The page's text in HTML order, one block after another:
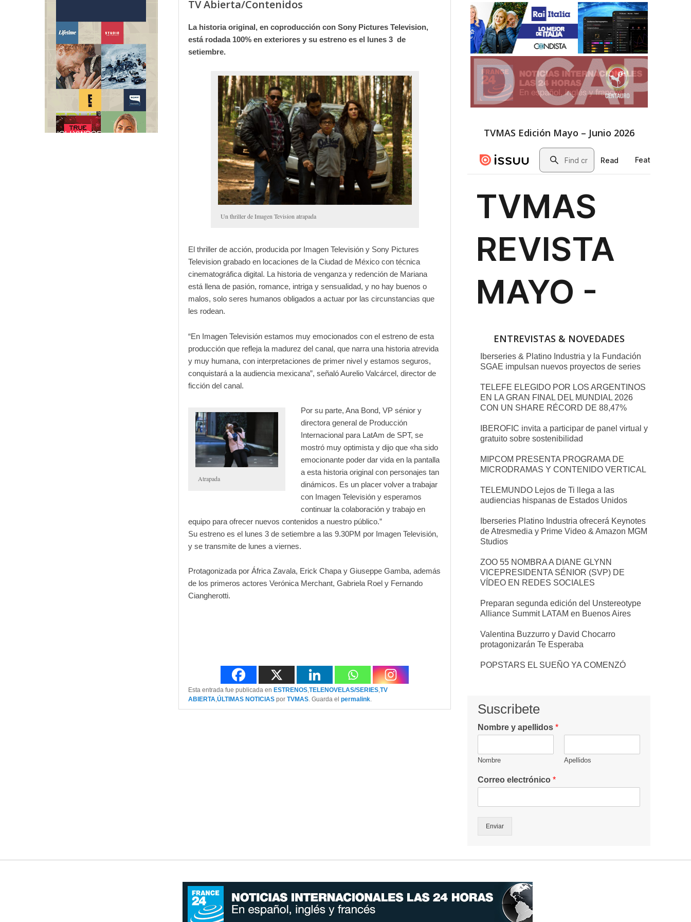
TV Abierta/Contenidos
La historia original, en coproducción con Sony Pictures Television,
está rodada 100% en exteriores y su estreno es el lunes 3 de
setiembre.
Un thriller de Imagen Tevision atrapada
El thriller de acción, producida por Imagen Televisión y Sony Pictures
Television grabado en locaciones de la Ciudad de México con técnica
cinematográfica digital. La historia de venganza y redención de Mariana
está llena de pasión, romance, intriga y sensualidad, y no hay buenos o
malos, solo seres humanos obligados a actuar por las circunstancias que
les rodean.
“En Imagen Televisión estamos muy emocionados con el estreno de esta
producción que refleja la madurez del canal, que narra una historia atrevida
y muy humana, con interpretaciones de primer nivel y estamos seguros,
conquistará a la audiencia mexicana”, señaló Aurelio Valcárcel, director de
ficción del canal.
Atrapada
Por su parte, Ana Bond, VP sénior y
directora general de Producción
Internacional para LatAm de SPT, se
mostró muy optimista y dijo que «ha sido
emocionante poder dar vida en la pantalla
a esta historia original con personajes tan
dinámicos. Es un placer volver a trabajar
con Imagen Televisión y esperamos
continuar la colaboración y trabajo en
equipo para ofrecer nuevos contenidos a nuestro público.”
Su estreno es el lunes 3 de setiembre a las 9.30PM por Imagen Televisión,
y se transmite de lunes a viernes.
Protagonizada por África Zavala, Erick Chapa y Giuseppe Gamba, además
de los primeros actores Verónica Merchant, Gabriela Roel y Fernando
Ciangherotti.
Esta entrada fue publicada en ESTRENOS,TELENOVELAS/SERIES,TV
ABIERTA,ÚLTIMAS NOTICIAS por TVMAS. Guarda el permalink.
TVMAS Edición Mayo – Junio 2026
ENTREVISTAS & NOVEDADES
Iberseries & Platino Industria y la Fundación
SGAE impulsan nuevos proyectos de series
TELEFE ELEGIDO POR LOS ARGENTINOS
EN LA GRAN FINAL DEL MUNDIAL 2026
CON UN SHARE RÉCORD DE 88,47%
IBEROFIC invita a participar de panel virtual y
gratuito sobre sostenibilidad
MIPCOM PRESENTA PROGRAMA DE
MICRODRAMAS Y CONTENIDO VERTICAL
TELEMUNDO Lejos de Ti llega a las
audiencias hispanas de Estados Unidos
Iberseries Platino Industria ofrecerá Keynotes
de Atresmedia y Prime Video & Amazon MGM
Studios
ZOO 55 NOMBRA A DIANE GLYNN
VICEPRESIDENTA SÉNIOR (SVP) DE
VÍDEO EN REDES SOCIALES
Preparan segunda edición del Unstereotype
Alliance Summit LATAM en Buenos Aires
Valentina Buzzurro y David Chocarro
protagonizarán Te Esperaba
POPSTARS EL SUEÑO YA COMENZÓ
Suscribete
Nombre y apellidos *
Nombre Apellidos
Correo electrónico *
Enviar